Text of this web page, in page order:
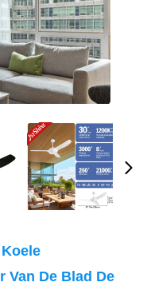
Van De Blad De